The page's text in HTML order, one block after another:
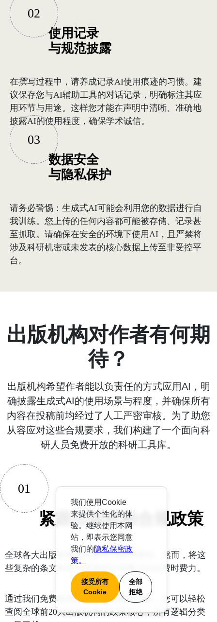
02
使用记录
与规范披露
在撰写过程中，请养成记录AI使用痕迹的习惯。建
议保存您与AI辅助工具的对话记录，明确标注其应
用环节与用途。这样您才能在声明中清晰、准确地
披露AI的使用程度，确保学术诚信。
03
数据安全
与隐私保护
请务必警惕：生成式AI可能会利用您的数据进行自
我训练。您上传的任何内容都可能被存储、记录甚
至抓取。请确保在安全的环境下使用AI，且严禁将
涉及科研机密或未发表的核心数据上传至非受控平
台。
出版机构对作者有何期
待？
出版机构希望作者能以负责任的方式应用AI，明
确披露生成式AI的使用场景与程度，并确保所有
内容在投稿前均经过了人工严密审核。为了助您
从容应对这些合规要求，我们构建了一个面向科
研人员免费开放的科研工具库。
01
紧跟出版机构合规政策
全球各大出版机构均已发布AI使用准则。然而，将这
些复杂的条文转化为具体的行动要点往往费时费力。
通过我们免费提供的出版机构政策指南，您可以轻松
查阅全球前20大出版机构的政策核心，所有逻辑分类
我们使用Cookie
来提供个性化的体
验。继续使用本网
站，即表示您同意
我们的隐私保密政
策。
接受所有
Cookie
全部
拒绝